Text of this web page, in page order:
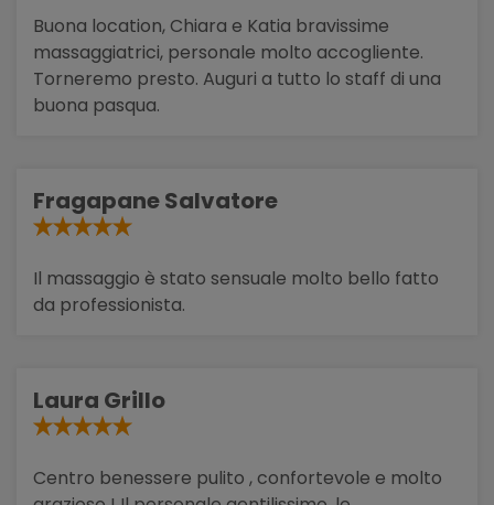
Buona location, Chiara e Katia bravissime
massaggiatrici, personale molto accogliente.
Torneremo presto. Auguri a tutto lo staff di una
buona pasqua.
Fragapane Salvatore
Il massaggio è stato sensuale molto bello fatto
da professionista.
Laura Grillo
Centro benessere pulito , confortevole e molto